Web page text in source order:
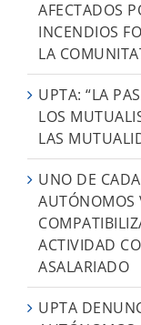
AFECTADOS
INCENDIOS
LA
UPTA: “LA
LOS
LAS
UNO DE
AUTÓNOMOS
ACTIVIDAD
ASALARIADO
UPTA